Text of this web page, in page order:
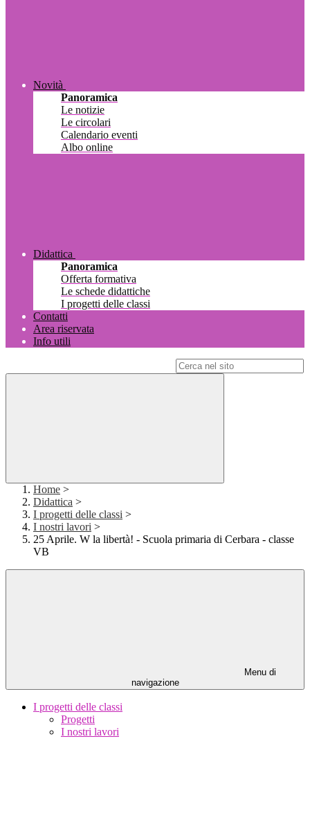
Novità
Panoramica
Le notizie
Le circolari
Calendario eventi
Albo online
Didattica
Panoramica
Offerta formativa
Le schede didattiche
I progetti delle classi
Contatti
Area riservata
Info utili
Home >
Didattica >
I progetti delle classi >
I nostri lavori >
25 Aprile. W la libertà! - Scuola primaria di Cerbara - classe
VB
Menu di
navigazione
I progetti delle classi
Progetti
I nostri lavori